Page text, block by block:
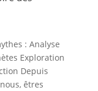
: Analyse
Exploration
Depuis
êtres